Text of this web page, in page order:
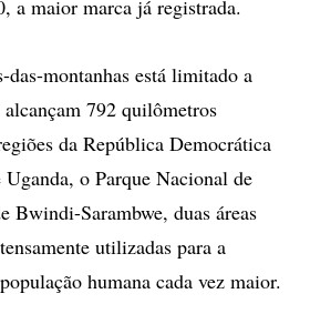
a maior marca já registrada.
montanhas está limitado a
alcançam 792 quilômetros
da República Democrática
o Parque Nacional de
Bwindi-Sarambwe, duas áreas
utilizadas para a
humana cada vez maior.